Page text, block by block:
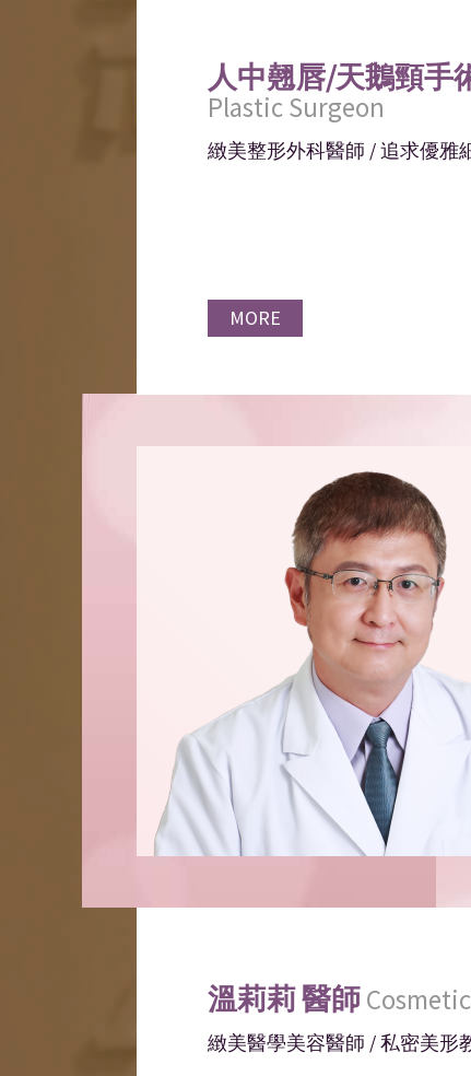
人中翹唇/天鵝頸手
Plastic Surgeon
緻美整形外科醫師 / 追求優雅
MORE
溫莉莉醫師
緻美醫學美容醫師 / 私密美形